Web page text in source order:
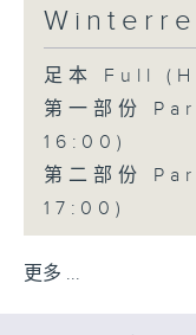
足本 Full
第一部份
16:00)
第二部份
17:00)
更多 ...